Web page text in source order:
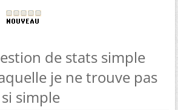
de stats simple
je ne trouve pas
simple